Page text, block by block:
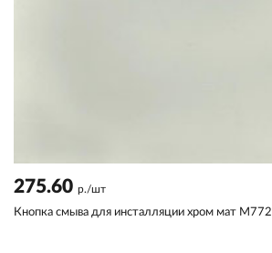
275.60 р./шт
Кнопка смыва для инсталляции хром мат М772